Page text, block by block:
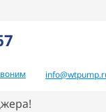
Похожие